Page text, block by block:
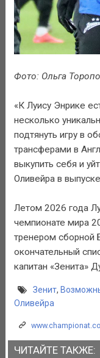
Фото: Ольга
«К Луису Энрике
несколько
подтянуть игру в
трансферами в
выкупить себя и
Оливейра в
Летом 2026 года
чемпионате мира
тренером сборной
окончательный
капитан «Зенита»
Зенит,
Оливейра
ЧИТАЙТЕ ТАКЖЕ: